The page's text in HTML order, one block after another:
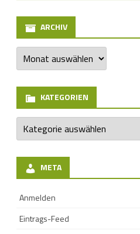
ARCHIV
Archiv
KATEGORIEN
Kategorien
META
Anmelden
Eintrags-Feed